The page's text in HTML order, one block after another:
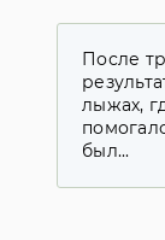
После
лыжах,
был...